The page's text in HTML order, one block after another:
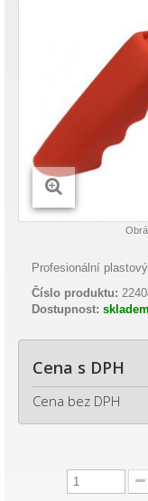
Profesionální
Číslo produktu:
Dostupnost: skladem
Cena s DPH
Cena bez DPH